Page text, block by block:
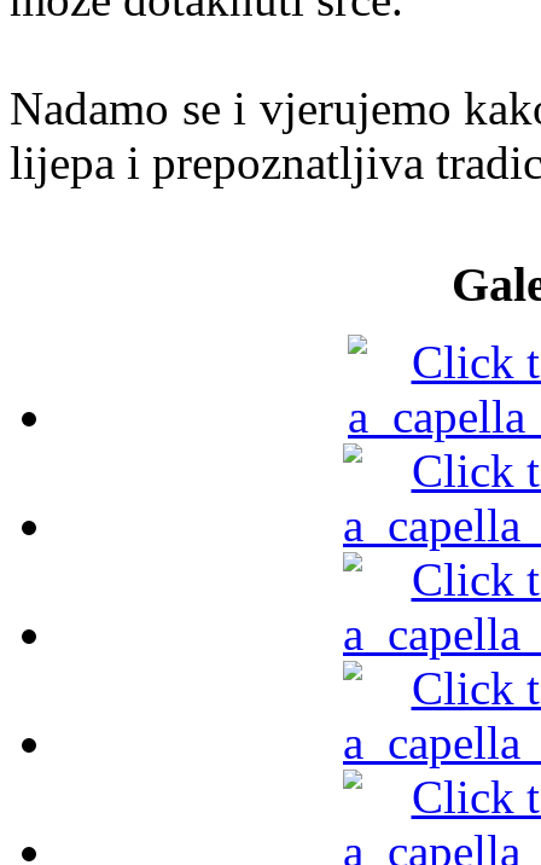
Nadamo se i vjerujemo
lijepa i prepoznatljiva